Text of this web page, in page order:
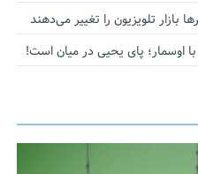
بازار تلویزیون را تغییر می‌دهند
اوسمار؛ پای یحیی در میان است!